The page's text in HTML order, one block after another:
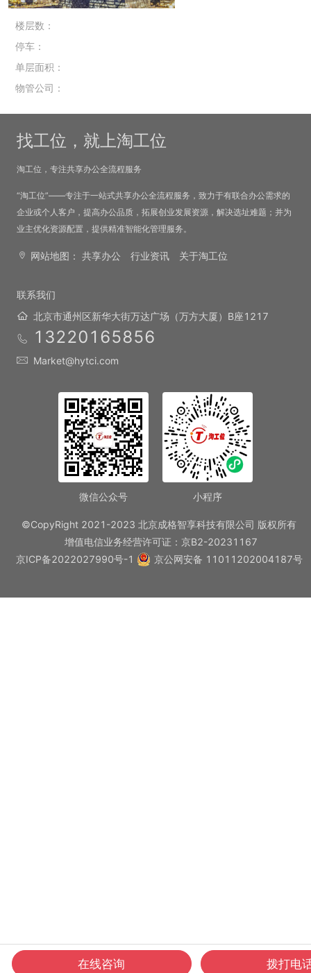
楼层数：
停车：
单层面积：
物管公司：
找工位，就上淘工位
淘工位，专注共享办公全流程服务
“淘工位”——专注于一站式共享办公全流程服务，致力于有联合办公需求的
企业或个人客户，提高办公品质，拓展创业发展资源，解决选址难题；并为
业主优化资源配置，提供精准智能化管理服务。
网站地图： 共享办公 行业资讯 关于淘工位
联系我们
北京市通州区新华大街万达广场（万方大厦）B座1217
13220165856
Market@hytci.com
微信公众号 小程序
©CopyRight 2021-2023 北京成格智享科技有限公司 版权所有
增值电信业务经营许可证：京B2-20231167
京ICP备2022027990号-1
京公网安备 11011202004187号
在线咨询 拨打电